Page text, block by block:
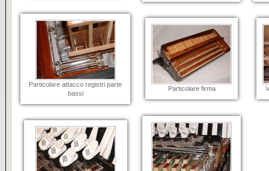
Particolare attacco registri parte
bassi
Particolare firma